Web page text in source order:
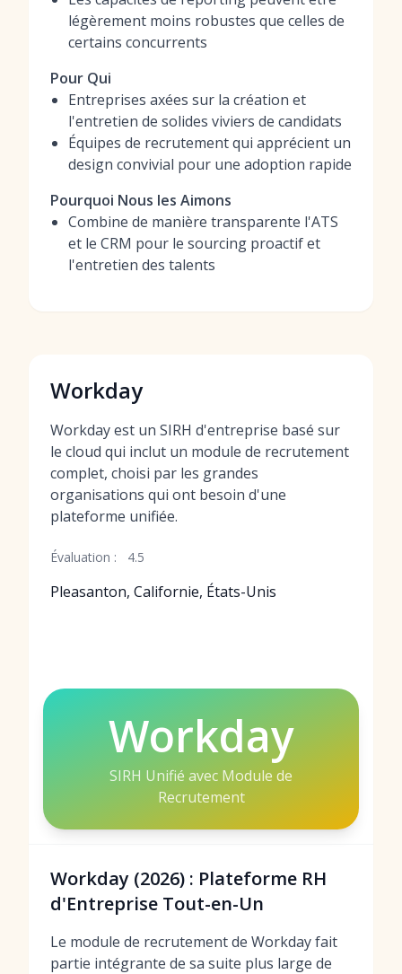
légèrement moins robustes que celles de
certains concurrents
Pour Qui
Entreprises axées sur la création et
l'entretien de solides viviers de candidats
Équipes de recrutement qui apprécient un
design convivial pour une adoption rapide
Pourquoi Nous les Aimons
Combine de manière transparente l'ATS
et le CRM pour le sourcing proactif et
l'entretien des talents
Workday
Workday est un SIRH d'entreprise basé sur
le cloud qui inclut un module de recrutement
complet, choisi par les grandes
organisations qui ont besoin d'une
plateforme unifiée.
Évaluation : 4.5
Pleasanton, Californie, États-Unis
Workday
SIRH Unifié avec Module de
Recrutement
Workday (2026) : Plateforme RH
d'Entreprise Tout-en-Un
Le module de recrutement de Workday fait
partie intégrante de sa suite plus large de